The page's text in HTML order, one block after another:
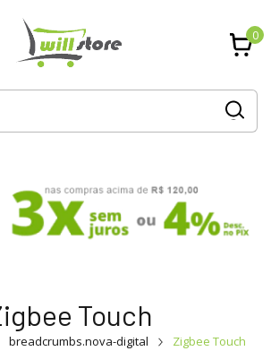
0
Touch
breadcrumbs.nova-digital Zigbee Touch